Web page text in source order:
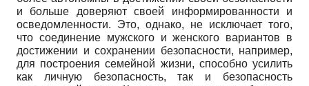
и больше доверяют своей информированности и
осведомленности. Это, однако, не исключает того,
что соединение мужского и женского вариантов в
достижении и сохранении безопасности, например,
для построения семейной жизни, способно усилить
как личную безопасность, так и безопасность